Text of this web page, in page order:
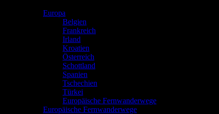
Europa
Belgien
Frankreich
Irland
Kroatien
Österreich
Schottland
Spanien
Tschechien
Türkei
Europäische Fernwanderwege
Europäische Fernwanderwege